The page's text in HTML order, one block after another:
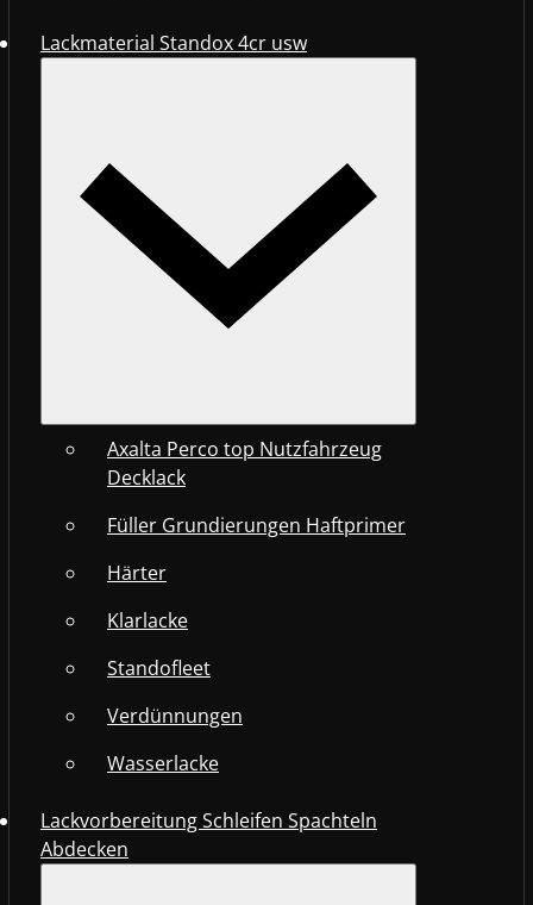
Lackmaterial Standox 4cr usw
Axalta Perco top Nutzfahrzeug
Decklack
Füller Grundierungen Haftprimer
Härter
Klarlacke
Standofleet
Verdünnungen
Wasserlacke
Lackvorbereitung Schleifen Spachteln
Abdecken